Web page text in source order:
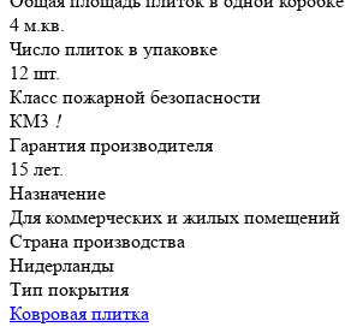
4 м.кв.
Число плиток в упаковке
12 шт.
Класс пожарной безопасности
КМ3 !
Гарантия производителя
15 лет.
Назначение
Для коммерческих и жилых помещений
Страна производства
Нидерланды
Тип покрытия
Ковровая плитка